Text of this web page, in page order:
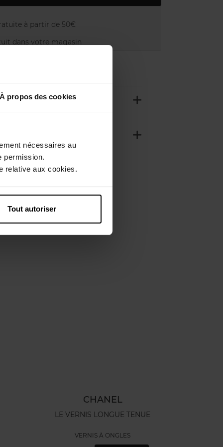
À propos des cookies
nécessaires au
permission.
relative aux cookies.
Tout autoriser
à partir de 50€
dans votre magasin
CHANEL
LE VERNIS LONGUE TENUE
VERNIS À ONGLES